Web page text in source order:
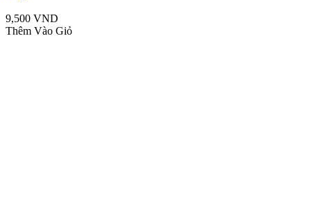
9,500 VND
Thêm Vào Giỏ